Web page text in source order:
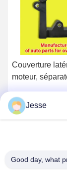
Couverture
moteur,
détachées pour
03C103774
Jesse
Good day, what